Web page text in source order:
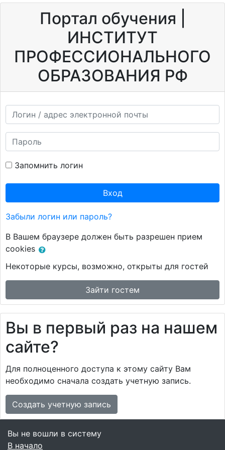
Перейти к основному содержанию
Портал обучения |
ИНСТИТУТ
ПРОФЕССИОНАЛЬНОГО
ОБРАЗОВАНИЯ РФ
Пропустить и перейти к созданию новой учетной
Логин / адрес электронной почты
Пароль
Запомнить логин
Вход
Забыли логин или пароль?
В Вашем браузере должен быть разрешен прием
cookies
Некоторые курсы, возможно, открыты для гостей
Зайти гостем
Вы в первый раз на нашем
сайте?
Для полноценного доступа к этому сайту Вам
необходимо сначала создать учетную запись.
Создать учетную запись
Вы не вошли в систему
В начало